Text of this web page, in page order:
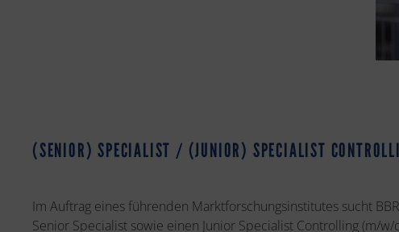
(SENIOR) SPECIALIST / (JUNIOR) SPECIALIST
Im Auftrag eines führenden Marktforschungsinstitutes sucht
Senior Specialist sowie einen Junior Specialist Controlling (m/